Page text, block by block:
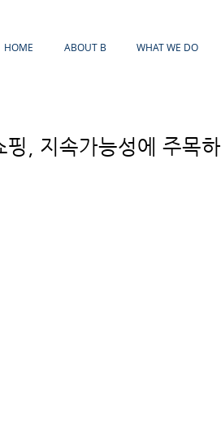
HOME ABOUT B WHAT WE DO
핑, 지속가능성에 주목하